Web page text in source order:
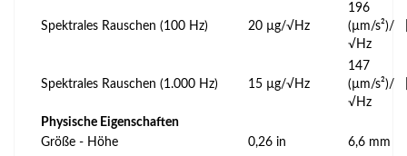
Spektrales Rauschen (100 Hz) 20 µg/√Hz
196
(µm/s²)/
√Hz
Spektrales Rauschen (1.000 Hz) 15 µg/√Hz
147
(µm/s²)/
√Hz
Physische Eigenschaften
Größe - Höhe
0,26 in 6,6 mm